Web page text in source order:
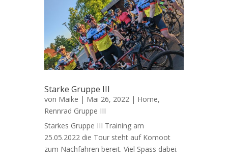
Starke Gruppe III
von Maike | Mai 26, 2022 | Home,
Rennrad Gruppe III
Starkes Gruppe III Training am
25.05.2022 die Tour steht auf Komoot
zum Nachfahren bereit. Viel Spass dabei.